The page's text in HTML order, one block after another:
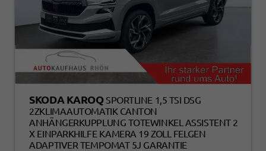
SKODA KAROQ SPORTLINE 1,5 TSI DSG
2ZKLIMAAUTOMATIK CANTON
ANHÄNGERKUPPLUNG TOTEWINKEL ASSISTENT 2
X EINPARKHILFE KAMERA 19 ZOLL FELGEN
ADAPTIVER TEMPOMAT 5J GARANTIE